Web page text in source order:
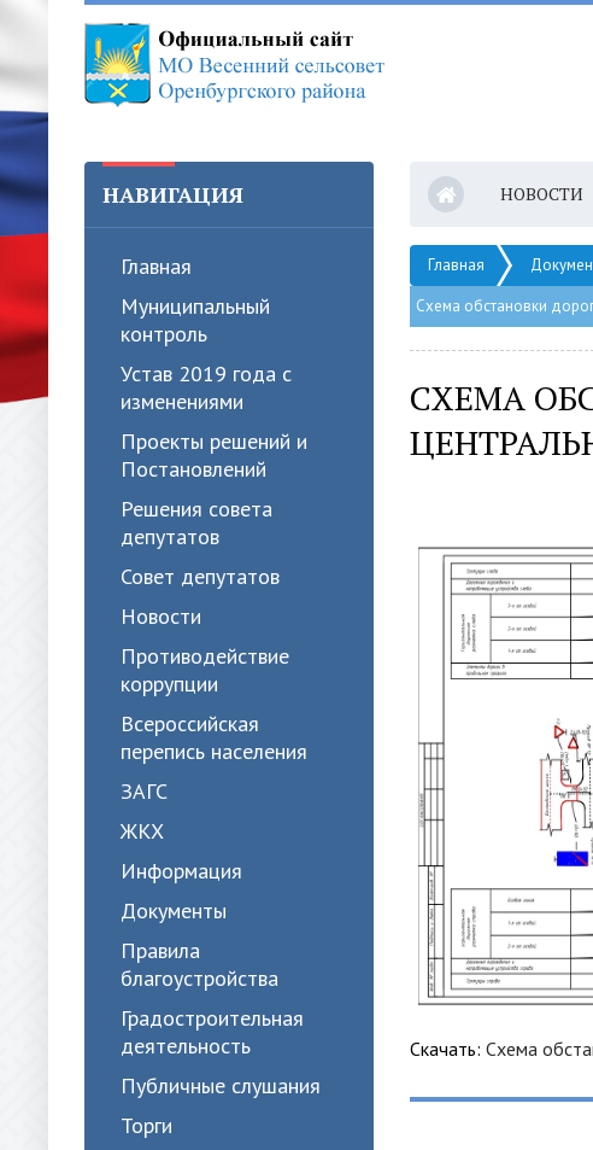
НАВИГАЦИЯ
Главная
Муниципальный
контроль
Устав 2019 года с
изменениями
Проекты решений и
Постановлений
Решения совета
депутатов
Совет депутатов
Новости
Противодействие
коррупции
Всероссийская
перепись населения
ЗАГС
ЖКХ
Информация
Документы
Правила
благоустройства
Градостроительная
деятельность
Публичные слушания
Торги
НОВОСТИ
Главная
Схема обстановки
СХЕМА
Скачать: Схема